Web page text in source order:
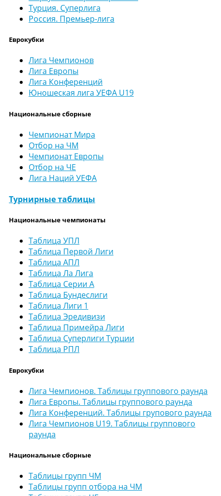
Турция. Суперлига
Россия. Премьер-лига
Еврокубки
Лига Чемпионов
Лига Европы
Лига Конференций
Юношеская лига УЕФА U19
Национальные сборные
Чемпионат Мира
Отбор на ЧМ
Чемпионат Европы
Отбор на ЧЕ
Лига Наций УЕФА
Турнирные таблицы
Национальные чемпионаты
Таблица УПЛ
Таблица Первой Лиги
Таблица АПЛ
Таблица Ла Лига
Таблица Серии А
Таблица Бундеслиги
Таблица Лиги 1
Таблица Эредивизи
Таблица Примейра Лиги
Таблица Суперлиги Турции
Таблица РПЛ
Еврокубки
Лига Чемпионов. Таблицы группового раунда
Лига Европы. Таблицы группового раунда
Лига Конференций. Таблицы групового раунда
Лига Чемпионов U19. Таблицы группового
раунда
Национальные сборные
Таблицы групп ЧМ
Таблицы групп отбора на ЧМ